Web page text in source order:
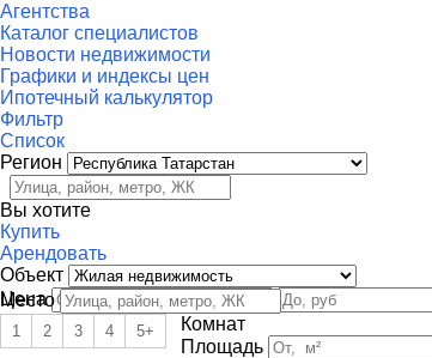
Агентства
Каталог специалистов
Новости недвижимости
Графики и индексы цен
Ипотечный калькулятор
Фильтр
Список
Регион
Вы хотите
Купить
Арендовать
Объект
Цена
Место
Комнат
1 2 3 4 5+
Площадь